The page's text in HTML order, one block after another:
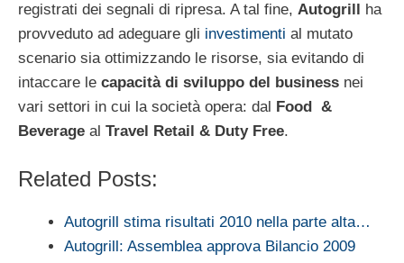
registrati dei segnali di ripresa. A tal fine, Autogrill
ha
provveduto ad adeguare gli investimenti al mutato
scenario sia ottimizzando le risorse, sia evitando di
intaccare le capacità di sviluppo del business nei
vari settori in cui la società opera: dal Food &
Beverage al Travel Retail & Duty Free.
Related Posts:
Autogrill stima risultati 2010 nella parte alta…
Autogrill: Assemblea approva Bilancio 2009